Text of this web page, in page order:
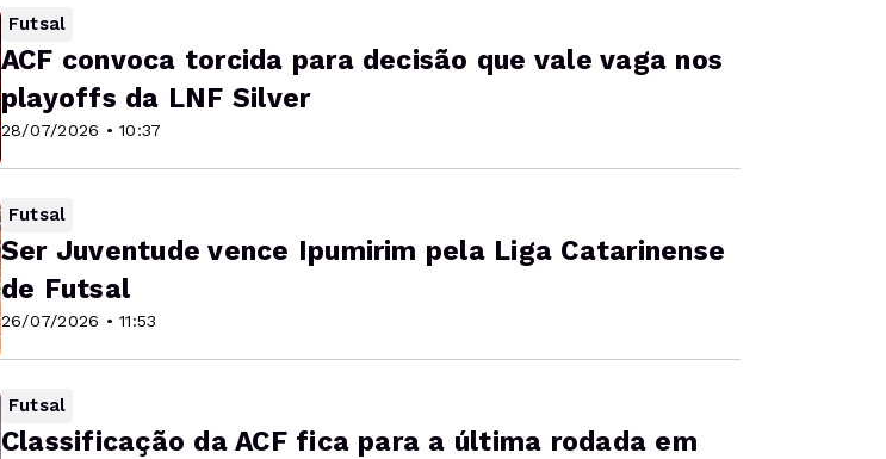
Futsal
28/07/2026 • 10:37
ACF convoca torcida para decisão que vale vaga nos
playoffs da LNF Silver
Futsal
26/07/2026 • 11:53
Ser Juventude vence Ipumirim pela Liga Catarinense
de Futsal
Futsal
Classificação da ACF fica para a última rodada em